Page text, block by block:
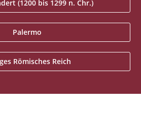
(1200 bis 1299 n. Chr.)
Palermo
Römisches Reich